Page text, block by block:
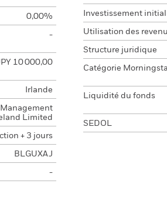
0,00%
-
10 000,00
Irlande
Management
Limited
+ 3 jours
BLGUXAJ
-
Investissement
Utilisation des
Structure juridique
Catégorie
Liquidité du fonds
SEDOL